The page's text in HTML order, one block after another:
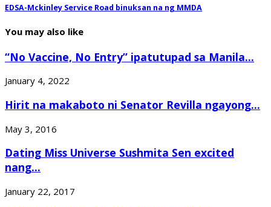
EDSA-Mckinley Service Road binuksan na ng MMDA
You may also like
“No Vaccine, No Entry” ipatutupad sa Manila...
January 4, 2022
Hirit na makaboto ni Senator Revilla ngayong...
May 3, 2016
Dating Miss Universe Sushmita Sen excited
nang...
January 22, 2017